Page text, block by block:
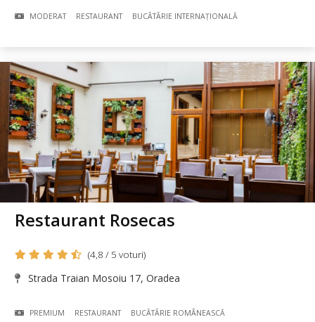
MODERAT RESTAURANT BUCÃTÃRIE INTERNAȚIONALĂ
Restaurant Rosecas
(4,8 / 5 voturi)
Strada Traian Mosoiu 17, Oradea
PREMIUM RESTAURANT BUCÃTÃRIE ROMÂNEASCĂ